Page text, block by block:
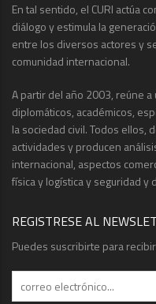
En tal sentido, el CURI actúa
diálogo y estimula la
entre los diversos actores y
comunidad internacional.
A partir del año 2003, reúne
diplomáticos, académicos,
la sociedad civil. Todos ellos,
actividades y producen
internacional, aspectos
física y logística y seguridad y
REGISTRESE AL
Puedes suscribirte para